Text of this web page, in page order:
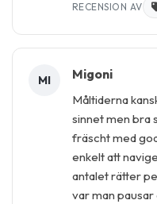
RECENSION AV
MI Migoni
Måltiderna
sinnet men bra
fräscht med
enkelt att
antalet rätter
var man